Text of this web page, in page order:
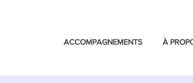
ACCOMPAGNEMENTS À